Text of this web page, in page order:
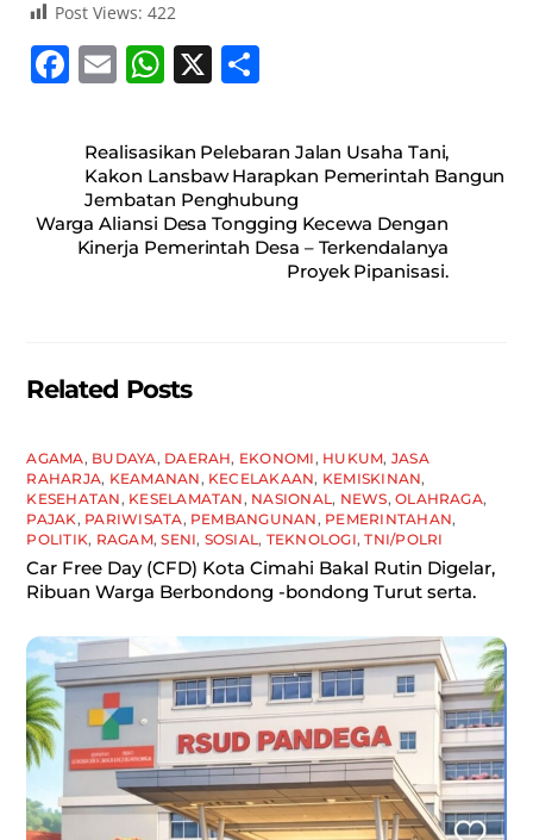
Post Views: 422
F
c
e
b
o
E
ai
l
W
at
s
A
p
X
ar
e
Realisasikan Pelebaran Jalan Usaha Tani,
Kakon Lansbaw Harapkan Pemerintah Bangun
Jembatan Penghubung
Warga Aliansi Desa Tongging Kecewa Dengan
Kinerja Pemerintah Desa – Terkendalanya
Proyek Pipanisasi.
Related Posts
AGAMA, BUDAYA, DAERAH, EKONOMI , HUKUM, JASA
RAHARJA, KEAMANAN , KECELAKAAN, KEMISKINAN,
KESEHATAN , KESELAMATAN , NASIONAL , NEWS,OLAHRAGA,
PAJAK , PARIWISATA, PEMBANGUNAN , PEMERINTAHAN,
POLITIK, RAGAM,SENI, SOSIAL , TEKNOLOGI,TNI/POLRI
Car Free Day (CFD) Kota Cimahi Bakal Rutin Digelar,
Ribuan Warga Berbondong -bondong Turut serta.